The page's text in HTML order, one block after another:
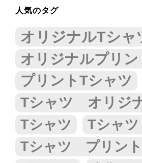
人気のタグ
オリジナルTシャ
オリジナルプリン
プリントTシャツ
Tシャツ オリジ
Tシャツ
Tシャ
Tシャツ プリント